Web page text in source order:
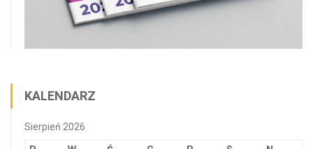
KALENDARZ
Sierpień 2026